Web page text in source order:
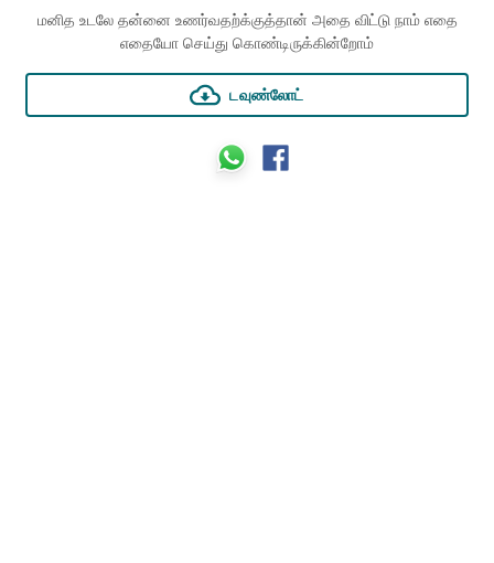
மனித உடலே தன்னை உணர்வதற்க்குத்தான் அதை விட்டு நாம் எதை
எதையோ செய்து கொண்டிருக்கின்றோம்
டவுண்லோட்